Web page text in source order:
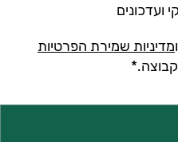
ועדכונים
ומדיניות שמירת הפרטיות